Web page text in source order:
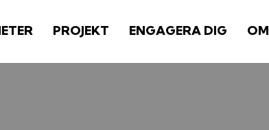
PROJEKT ENGAGERA DIG